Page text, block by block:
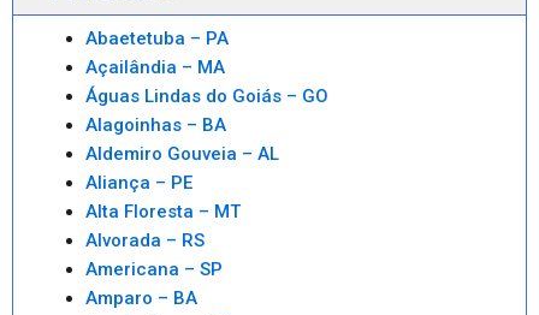
Abaetetuba – PA
Açailândia – MA
Águas Lindas do Goiás – GO
Alagoinhas – BA
Aldemiro Gouveia – AL
Aliança – PE
Alta Floresta – MT
Alvorada – RS
Americana – SP
Amparo – BA